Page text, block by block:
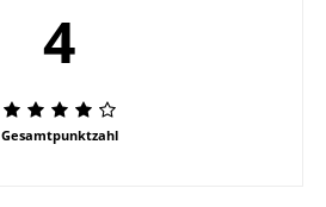
4
Gesamtpunktzahl